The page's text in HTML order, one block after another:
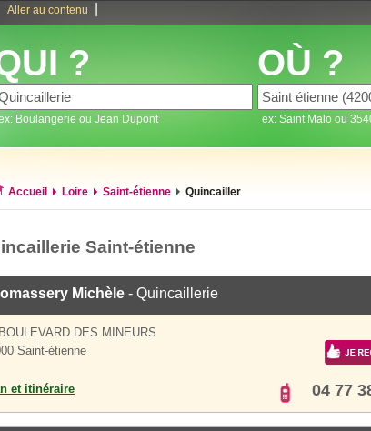
Aller au contenu
?
Boulangerie ou Jean Dupont
OÙ ?
ex: Saint Malo ou
Accueil Loire Saint-étienne Quincailler
Saint-étienne
Michèle - Quincaillerie
DES MINEURS
Saint-étienne
et itinéraire 04 77